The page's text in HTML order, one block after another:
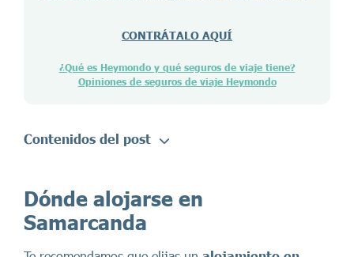
CONTRÁTALO AQUÍ
¿Qué es Heymondo y qué seguros de viaje tiene?
Opiniones de seguros de viaje Heymondo
Contenidos del post
Dónde alojarse en
Samarcanda